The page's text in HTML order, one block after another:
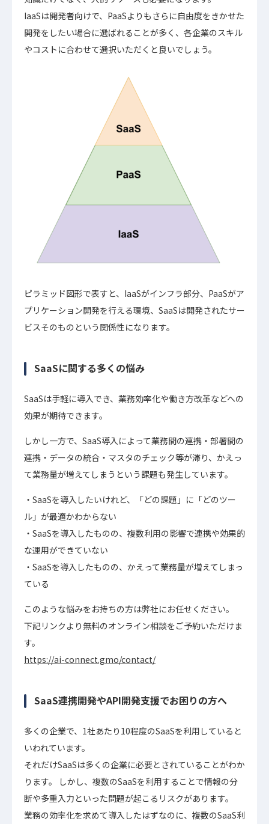
IaaSは開発者向けで、PaaSよりもさらに自由度をきかせた
開発をしたい場合に選ばれることが多く、各企業のスキル
やコストに合わせて選択いただくと良いでしょう。
ピラミッド図形で表すと、IaaSがインフラ部分、PaaSがア
プリケーション開発を行える環境、SaaSは開発されたサー
ビスそのものという関係性になります。
SaaSに関する多くの悩み
SaaSは手軽に導入でき、業務効率化や働き方改革などへの
効果が期待できます。
しかし一方で、SaaS導入によって業務間の連携・部署間の
連携・データの統合・マスタのチェック等が滞り、かえっ
て業務量が増えてしまうという課題も発生しています。
SaaSを導入したいけれど、「どの課題」に「どのツー
ル」が最適かわからない
SaaSを導入したものの、複数利用の影響で連携や効果的
な運用ができていない
SaaSを導入したものの、かえって業務量が増えてしまっ
ている
このような悩みをお持ちの方は弊社にお任せください。
下記リンクより無料のオンライン相談をご予約いただけま
す。
https://ai-connect.gmo/contact/
SaaS連携開発やAPI開発支援でお困りの方へ
多くの企業で、1社あたり10程度のSaaSを利用していると
いわれています。
それだけSaaSは多くの企業に必要とされていることがわか
ります。 しかし、複数のSaaSを利用することで情報の分
断や多重入力といった問題が起こるリスクがあります。
業務の効率化を求めて導入したはずなのに、複数のSaaS利